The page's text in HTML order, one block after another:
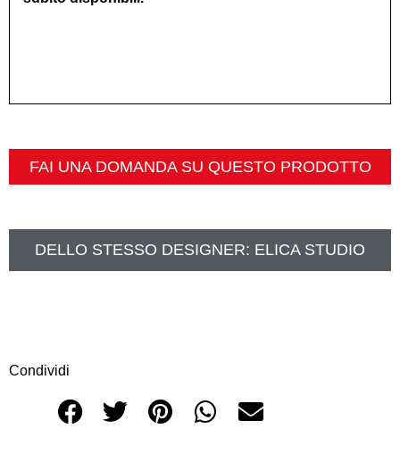
FAI UNA DOMANDA SU QUESTO PRODOTTO
DELLO STESSO DESIGNER: ELICA STUDIO
Condividi